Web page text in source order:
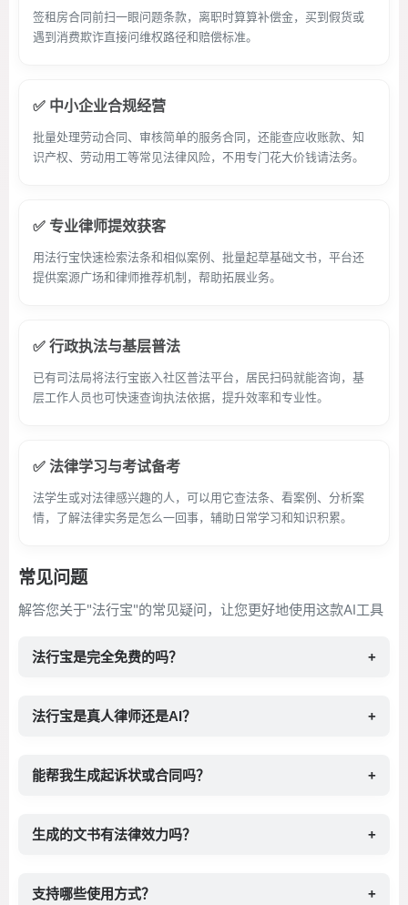
签租房合同前扫一眼问题条款，离职时算算补偿金，买到假货或
遇到消费欺诈直接问维权路径和赔偿标准。
✅ 中小企业合规经营
批量处理劳动合同、审核简单的服务合同，还能查应收账款、知
识产权、劳动用工等常见法律风险，不用专门花大价钱请法务。
✅ 专业律师提效获客
用法行宝快速检索法条和相似案例、批量起草基础文书，平台还
提供案源广场和律师推荐机制，帮助拓展业务。
✅ 行政执法与基层普法
已有司法局将法行宝嵌入社区普法平台，居民扫码就能咨询，基
层工作人员也可快速查询执法依据，提升效率和专业性。
✅ 法律学习与考试备考
法学生或对法律感兴趣的人，可以用它查法条、看案例、分析案
情，了解法律实务是怎么一回事，辅助日常学习和知识积累。
常见问题
解答您关于"法行宝"的常见疑问，让您更好地使用这款AI工具
法行宝是完全免费的吗？ +
法行宝是真人律师还是AI？ +
能帮我生成起诉状或合同吗？ +
生成的文书有法律效力吗？ +
支持哪些使用方式？ +